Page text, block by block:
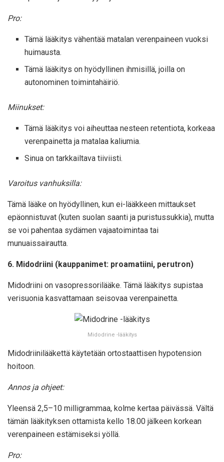
Pro:
Tämä lääkitys vähentää matalan verenpaineen vuoksi
huimausta.
Tämä lääkitys on hyödyllinen ihmisillä, joilla on
autonominen toimintahäiriö.
Miinukset:
Tämä lääkitys voi aiheuttaa nesteen retentiota, korkeaa
verenpainetta ja matalaa kaliumia.
Sinua on tarkkailtava tiiviisti.
Varoitus vanhuksilla:
Tämä lääke on hyödyllinen, kun ei-lääkkeen mittaukset
epäonnistuvat (kuten suolan saanti ja puristussukkia), mutta
se voi pahentaa sydämen vajaatoimintaa tai
munuaissairautta.
6. Midodriini (kauppanimet: proamatiini, perutron)
Midodriini on vasopressorilääke. Tämä lääkitys supistaa
verisuonia kasvattamaan seisovaa verenpainetta.
Midodrine -lääkitys
Midodriinilääkettä käytetään ortostaattisen hypotension
hoitoon.
Annos ja ohjeet:
Yleensä 2,5–10 milligrammaa, kolme kertaa päivässä. Vältä
tämän lääkityksen ottamista kello 18.00 jälkeen korkean
verenpaineen estämiseksi yöllä.
Pro: